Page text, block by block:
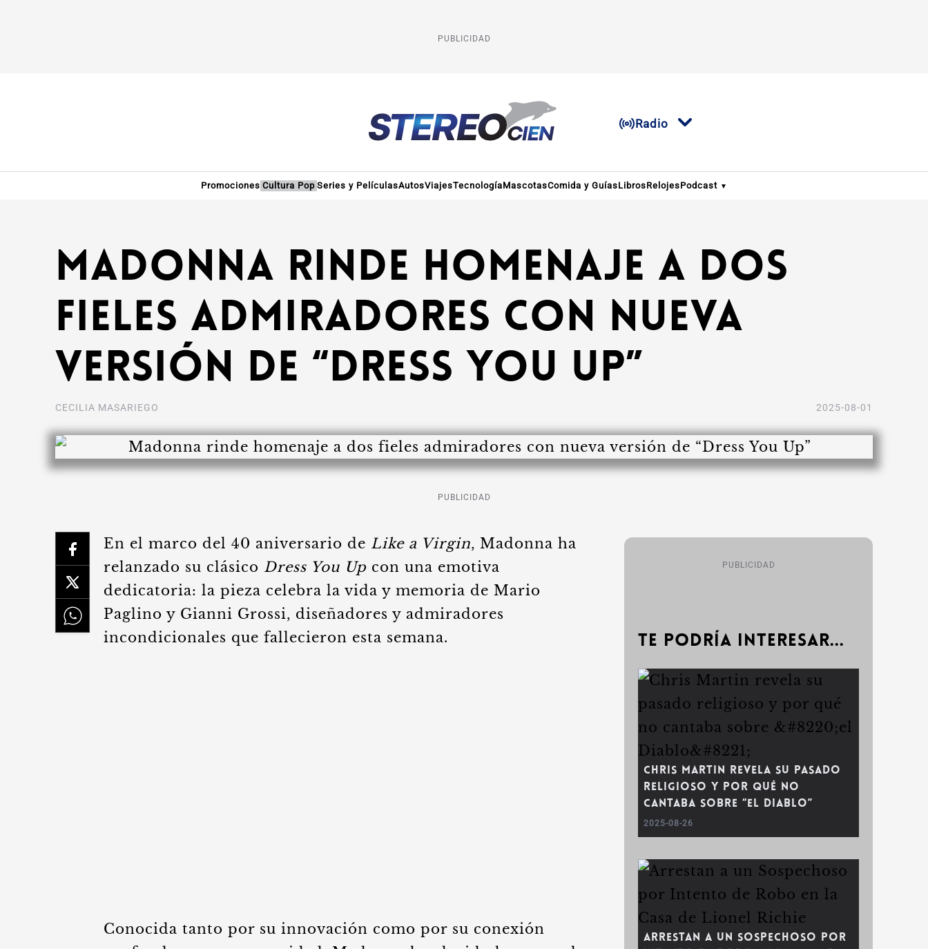
PUBLICIDAD
Radio
Promociones Cultura Pop Series y PelículasAutosViajesTecnologíaMascotasComida y GuíasLibrosRelojesPodcast
Madonna rinde homenaje a dos
fieles admiradores con nueva
versión de “Dress You Up”
CECILIA MASARIEGO 2025-08-01
PUBLICIDAD
En el marco del 40 aniversario de Like a Virgin, Madonna ha
relanzado su clásico Dress You Up con una emotiva
dedicatoria: la pieza celebra la vida y memoria de Mario
Paglino y Gianni Grossi, diseñadores y admiradores
incondicionales que fallecieron esta semana.
Conocida tanto por su innovación como por su conexión
PUBLICIDAD
Te podría interesar...
Chris Martin revela su pasado
religioso y por qué no
cantaba sobre “el Diablo”
2025-08-26
Arrestan a un Sospechoso por